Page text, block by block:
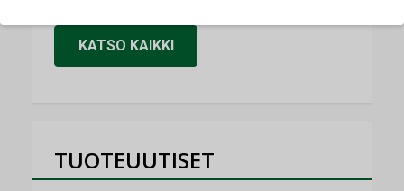
KATSO KAIKKI
TUOTEUUTISET